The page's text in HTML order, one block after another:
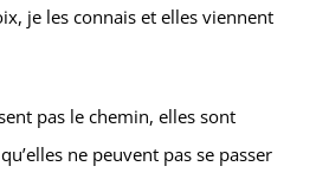
je les connais et elles viennent
pas le chemin, elles sont
ne peuvent pas se passer